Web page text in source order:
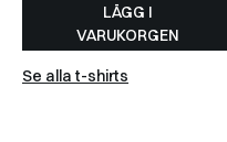
LÄGG I
VARUKORGEN
Se alla t-shirts